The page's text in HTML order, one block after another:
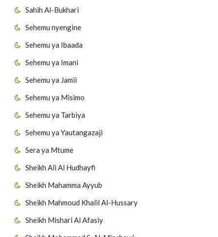
Sahih Al-Bukhari
Sehemu nyengine
Sehemu ya Ibaada
Sehemu ya Imani
Sehemu ya Jamii
Sehemu ya Misimo
Sehemu ya Tarbiya
Sehemu ya Yautangazaji
Sera ya Mtume
Sheikh Ali Al Hudhayfi
Sheikh Mahamma Ayyub
Sheikh Mahmoud Khalil Al-Hussary
Sheikh Mishari Al Afasiy